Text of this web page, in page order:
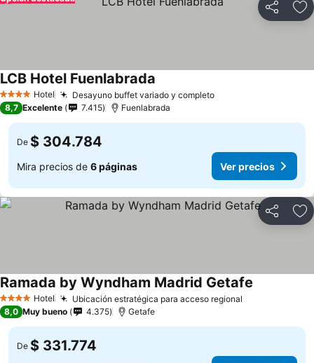
Compartir
4 EstrellasHotel Desayuno buffet variado y completo
LCB Hotel Fuenlabrada
8,7 Excelente 7.415 Fuenlabrada
De $ 304.784
Mira precios de 6 páginas Ver precios
Compartir
4 EstrellasHotel Ubicación estratégica para acceso regional
Ramada by Wyndham Madrid Getafe
8,0 Muy bueno 4.375 Getafe
De $ 331.774